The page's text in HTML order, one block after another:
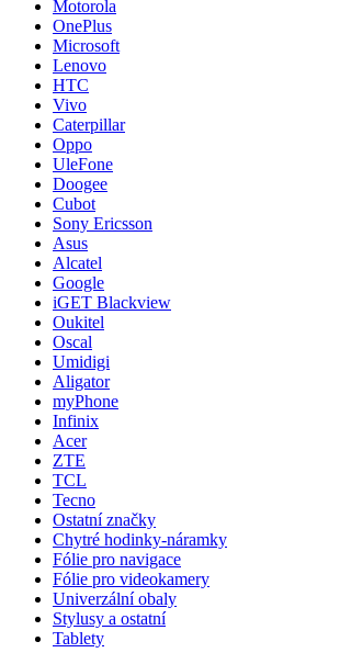
Motorola
OnePlus
Microsoft
Lenovo
HTC
Vivo
Caterpillar
Oppo
UleFone
Doogee
Cubot
Sony Ericsson
Asus
Alcatel
Google
iGET Blackview
Oukitel
Oscal
Umidigi
Aligator
myPhone
Infinix
Acer
ZTE
TCL
Tecno
Ostatní značky
Chytré hodinky-náramky
Fólie pro navigace
Fólie pro videokamery
Univerzální obaly
Stylusy a ostatní
Tablety